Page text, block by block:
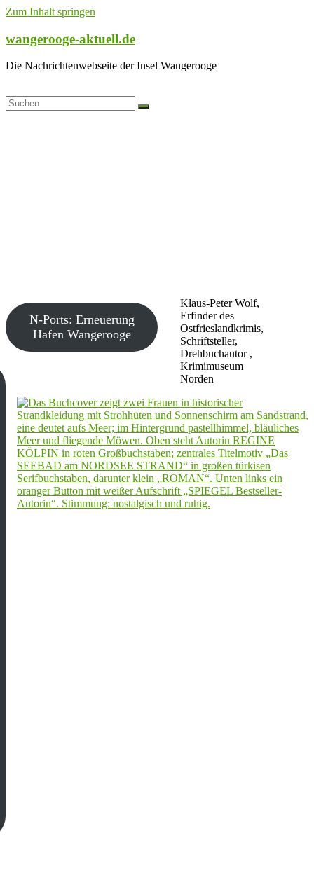
Zum Inhalt springen
wangerooge-aktuell.de
Die Nachrichtenwebseite der Insel Wangerooge
Klaus-Peter Wolf,
Erfinder des
Ostfrieslandkrimis,
Schriftsteller,
Drehbuchautor ,
Krimimuseum
Norden
N-Ports: Erneuerung
Hafen Wangerooge